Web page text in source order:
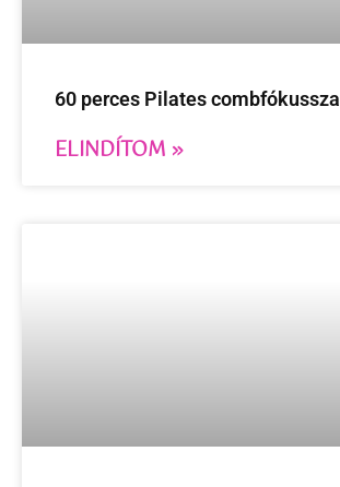
60 perces Pilates combfókusszal
ELINDÍTOM »